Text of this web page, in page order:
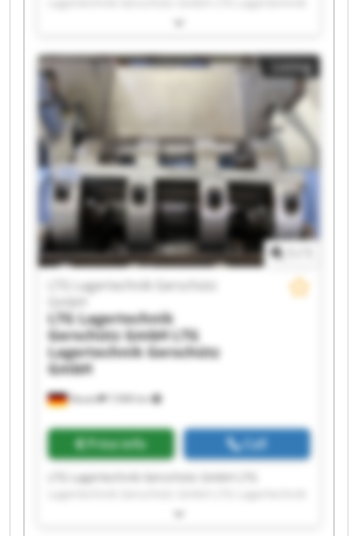
Gerschütz GmbH LTG Lagertechnik Gerschütz
Lagertechnik Gerschütz GmbH LTG Lagertechnik
Gerschütz GmbH LTG Lagertechnik Gerschütz
Lagertechnik Gerschütz GmbH LTG Lagertechnik
Gerschütz GmbH LTG Lagertechnik Gerschütz
GmbH LTG Lagertechnik Gerschütz GmbH LTG
Lagertechnik Gerschütz GmbH LTG Lagertechnik
Gerschütz GmbH LTG Lagertechnik Gerschütz
GmbH LTG Lagertechnik Gerschütz GmbH LTG
Lagertechnik Gerschütz GmbH LTG Lagertechnik
Gerschütz GmbH LTG Lagertechnik Gerschütz
GmbH
Listing
Nauen 7,908 km
LTG Lagertechnik Gerschütz
LTG Lagertechnik
Gerschütz GmbHLTG
Lagertechnik Gerschütz
GmbH
Price info Call
LTG Lagertechnik Gerschütz GmbH LTG
Gerschütz GmbH LTG Lagertechnik Gerschütz